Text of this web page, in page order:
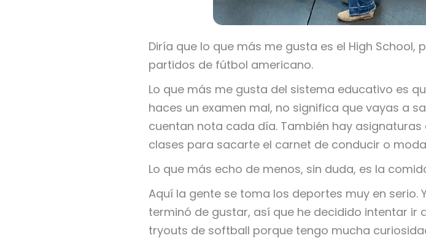
Diría que lo que más me gusta es el High
partidos de fútbol americano.
Lo que más me gusta del sistema educativo es
haces un examen mal, no significa que vayas a
cuentan nota cada día. También hay
clases para sacarte el carnet de conducir o
Lo que más echo de menos, sin duda, es la
Aquí la gente se toma los deportes muy en
terminó de gustar, así que he decidido intentar ir
tryouts de softball porque tengo mucha